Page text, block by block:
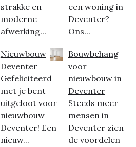
strakke en
moderne
afwerking...
Nieuwbouw
Deventer
Gefeliciteerd
met je bent
uitgeloot voor
nieuwbouw
Deventer! Een
nieuw...
een woning in
Deventer?
Ons...
Bouwbehang
voor
nieuwbouw in
Deventer
Steeds meer
mensen in
Deventer zien
de voordelen